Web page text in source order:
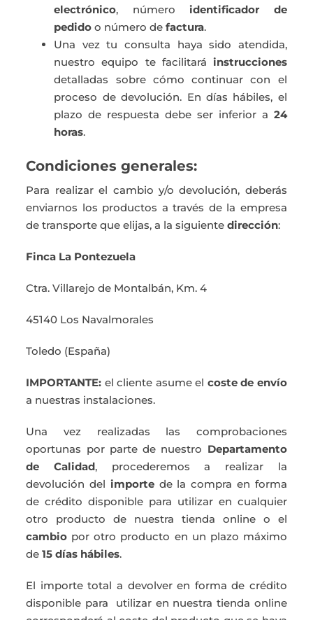
electrónico, númeroidentificador de
pedido o número defactura.
Una vez tu consulta haya sido atendida,
nuestro equipo te facilitará instrucciones
detalladas sobre cómo continuar con el
proceso de devolución. En días hábiles, el
plazo de respuesta debe ser inferior a 24
horas.
Condiciones generales:
Para realizar el cambio y/o devolución, deberás
enviarnos los productos a través de la empresa
de transporte que elijas, a la siguientedirección:
Finca La Pontezuela
Ctra. Villarejo de Montalbán, Km. 4
45140 Los Navalmorales
Toledo (España)
IMPORTANTE: el cliente asume el coste de envío
a nuestras instalaciones.
Una vez realizadas las comprobaciones
oportunas por parte de nuestro Departamento
de Calidad, procederemos a realizar la
devolución del importede la compra en forma
de crédito disponible para utilizar en cualquier
otro producto de nuestra tienda online o el
cambio por otro producto en un plazo máximo
de15 días hábiles.
El importe total a devolver en forma de crédito
disponible para utilizar en nuestra tienda online